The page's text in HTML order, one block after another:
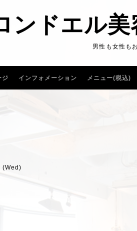
ンドエル
男性も女性も
ジ インフォメーション メニュー(税込)
(Wed)